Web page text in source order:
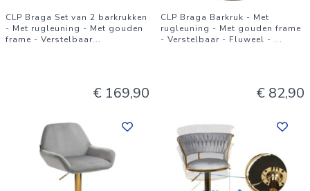
CLP Braga Set van 2 barkrukken
- Met rugleuning - Met gouden
frame - Verstelbaar...
€ 169,90
CLP Braga Barkruk - Met
rugleuning - Met gouden frame
- Verstelbaar - Fluweel - ...
€ 82,90